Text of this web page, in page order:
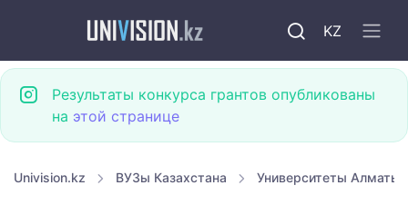
KZ
Результаты конкурса грантов опубликованы
на этой странице
Univision.kz ВУЗы Казахстана Университеты Алматы